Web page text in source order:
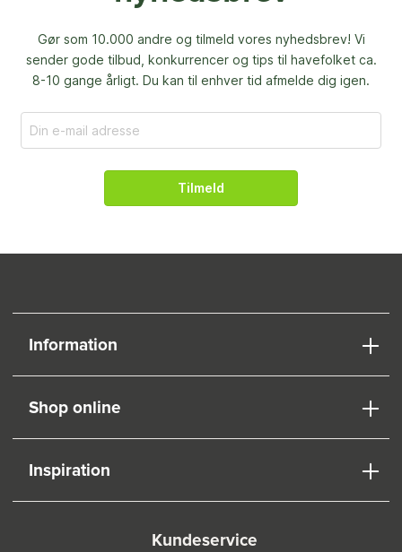
Gør som 10.000 andre og tilmeld vores nyhedsbrev! Vi
sender gode tilbud, konkurrencer og tips til havefolket ca.
8-10 gange årligt. Du kan til enhver tid afmelde dig igen.
Tilmeld
Information
Shop online
Inspiration
Kundeservice